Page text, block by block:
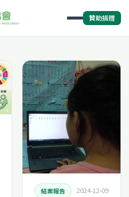
贊助捐贈
結案報告 2024-12-09